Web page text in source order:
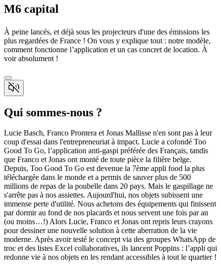
M6 capital
À peine lancés, et déjà sous les projecteurs d'une des émissions les
plus regardées de France ! On vous y explique tout : notre modèle,
comment fonctionne l’application et un cas concret de location. À
voir absolument !
Qui sommes-nous ?
Lucie Basch, Franco Prontera et Jonas Mallisse n'en sont pas à leur
coup d'essai dans l'entrepreneuriat à impact. Lucie a cofondé Too
Good To Go, l’application anti-gaspi préférée des Français, tandis
que Franco et Jonas ont monté de toute pièce la filière belge.
Depuis, Too Good To Go est devenue la 7ème appli food la plus
téléchargée dans le monde et a permis de sauver plus de 500
millions de repas de la poubelle dans 20 pays. Mais le gaspillage ne
s'arrête pas à nos assiettes. Aujourd'hui, nos objets subissent une
immense perte d'utilité. Nous achetons des équipements qui finissent
par dormir au fond de nos placards et nous servent une fois par an
(ou moins…!) Alors Lucie, Franco et Jonas ont repris leurs crayons
pour dessiner une nouvelle solution à cette aberration de la vie
moderne. Après avoir testé le concept via des groupes WhatsApp de
troc et des listes Excel collaboratives, ils lancent Poppins : l’appli qui
redonne vie à nos objets en les rendant accessibles à tout le quartier !